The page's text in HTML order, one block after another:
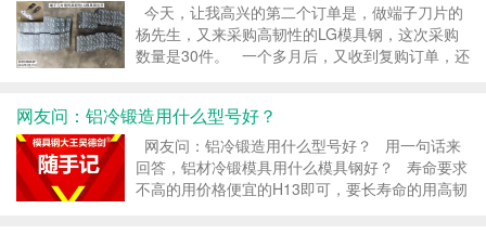
今天，让我高兴的第二个订单是，做端子刀片的
杨先生，又来采购高韧性的LG模具钢，这次采购
数量是30件。 一个多月后，又收到复购订单，还
的一款高韧性模具钢...
网友问：铝冷锻造用什么型号好？
网友问：铝冷锻造用什么型号好？ 用一句话来
回答，铝材冷锻模具用什么模具钢好？ 寿命要求
不高的用价格便宜的H13即可，要长寿命的用高韧